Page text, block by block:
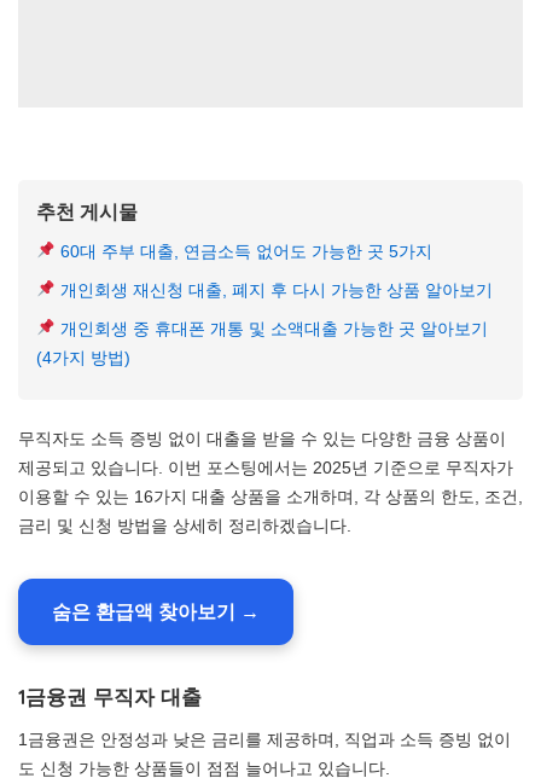
추천 게시물
60대 주부 대출, 연금소득 없어도 가능한 곳 5가지
개인회생 재신청 대출, 폐지 후 다시 가능한 상품 알아보기
개인회생 중 휴대폰 개통 및 소액대출 가능한 곳 알아보기
(4가지 방법)
무직자도 소득 증빙 없이 대출을 받을 수 있는 다양한 금융 상품이
제공되고 있습니다. 이번 포스팅에서는 2025년 기준으로 무직자가
이용할 수 있는 16가지 대출 상품을 소개하며, 각 상품의 한도, 조건,
금리 및 신청 방법을 상세히 정리하겠습니다.
숨은 환급액 찾아보기 →
1금융권 무직자 대출
1금융권은 안정성과 낮은 금리를 제공하며, 직업과 소득 증빙 없이
도 신청 가능한 상품들이 점점 늘어나고 있습니다.